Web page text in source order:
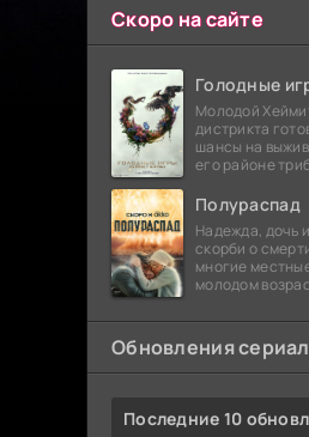
Скоро на сайте
Голодные
Молодой
дистрикта
шансы на
его районе
безнадежности.
Полураспад
Надежда, дочь
скорби о
многие
молодом
Обновления
Последние 10